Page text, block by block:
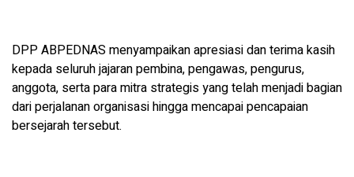
DPP ABPEDNAS menyampaikan apresiasi dan terima kasih
kepada seluruh jajaran pembina, pengawas, pengurus,
anggota, serta para mitra strategis yang telah menjadi bagian
dari perjalanan organisasi hingga mencapai pencapaian
bersejarah tersebut.